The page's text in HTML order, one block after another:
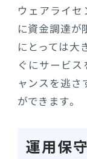
ウェアライセ
に資金調達が
にとっては大
ぐにサービス
ャンスを逃さ
ができます。
運用保